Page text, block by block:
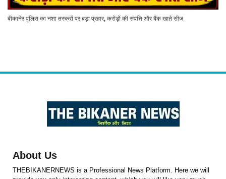
बीकानेर पुलिस का नशा तस्करों पर बड़ा प्रहार, करोड़ों की संपत्ति और बैंक खाते सीज
About Us
THEBIKANERNEWS is a Professional News Platform. Here we will